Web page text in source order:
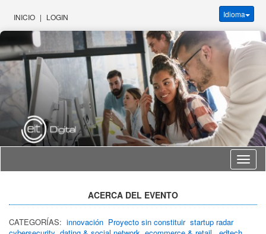
INICIO | LOGIN Idioma
Idioma
ACERCA DEL EVENTO
CATEGORÍAS: innovación Proyecto sin constituir startup radar